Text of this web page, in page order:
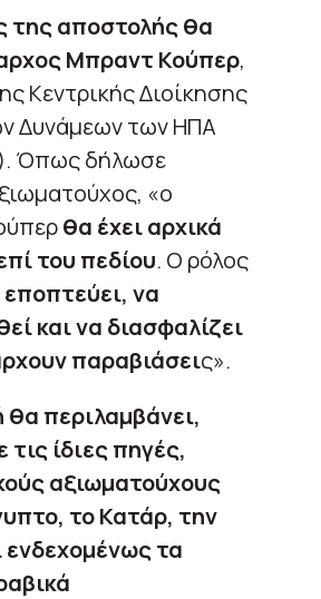
της αποστολής θα
Μπραντ Κούπερ,
Κεντρικής Διοίκησης
Δυνάμεων των ΗΠΑ
Όπως δήλωσε
«ο
θα έχει αρχικά
του πεδίου. Ο ρόλος
εποπτεύει, να
και να διασφαλίζει
παραβιάσεις».
περιλαμβάνει,
ίδιες πηγές,
αξιωματούχους
το Κατάρ, την
ενδεχομένως τα